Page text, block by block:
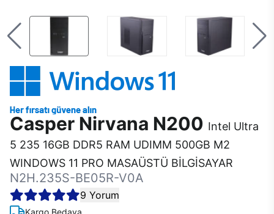
Casper Nirvana N200 Intel Ultra
5 235 16GB DDR5 RAM UDIMM 500GB M2
WINDOWS 11 PRO MASAÜSTÜ BİLGİSAYAR
N2H.235S-BE05R-V0A
9 Yorum
Kargo Bedava